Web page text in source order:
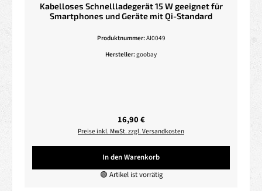
Kabelloses Schnellladegerät 15 W geeignet für
Smartphones und Geräte mit Qi-Standard
Produktnummer:AI0049
Hersteller:goobay
Regulärer Preis:
16,90 €
Preise inkl. MwSt. zzgl. Versandkosten
In den Warenkorb
🟢 Artikel ist vorrätig